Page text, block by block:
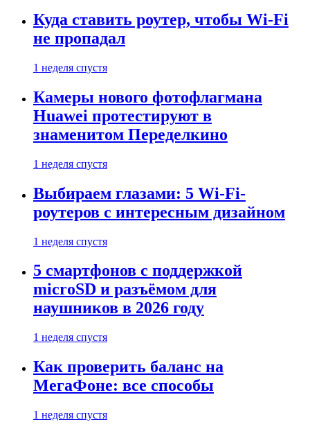
Куда ставить роутер, чтобы Wi-Fi
не пропадал
1 неделя спустя
Камеры нового фотофлагмана
Huawei протестируют в
знаменитом Переделкино
1 неделя спустя
Выбираем глазами: 5 Wi-Fi-
роутеров с интересным дизайном
1 неделя спустя
5 смартфонов с поддержкой
microSD и разъёмом для
наушников в 2026 году
1 неделя спустя
Как проверить баланс на
МегаФоне: все способы
1 неделя спустя